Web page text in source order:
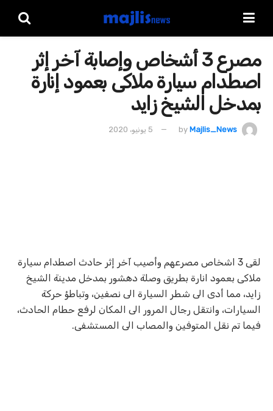
مصرع 3 أشخاص وإصابة آخر إثر
اصطدام سيارة ملاكى بعمود إنارة
بمدخل الشيخ زايد
by Majlis_News 5 يونيو، 2020
لقى 3 اشخاص مصرعهم وأصيب آخر إثر حادث اصطدام سيارة
ملاكى بعمود انارة بطريق وصلة دهشور بمدخل مدينة الشيخ
زايد، مما أدى الى شطر السيارة الى نصفين، وتباطؤ حركة
السيارات، وانتقل رجال المرور الى المكان لرفع حطام الحادث،
فيما تم نقل المتوفين والمصاب الى المستشفى.